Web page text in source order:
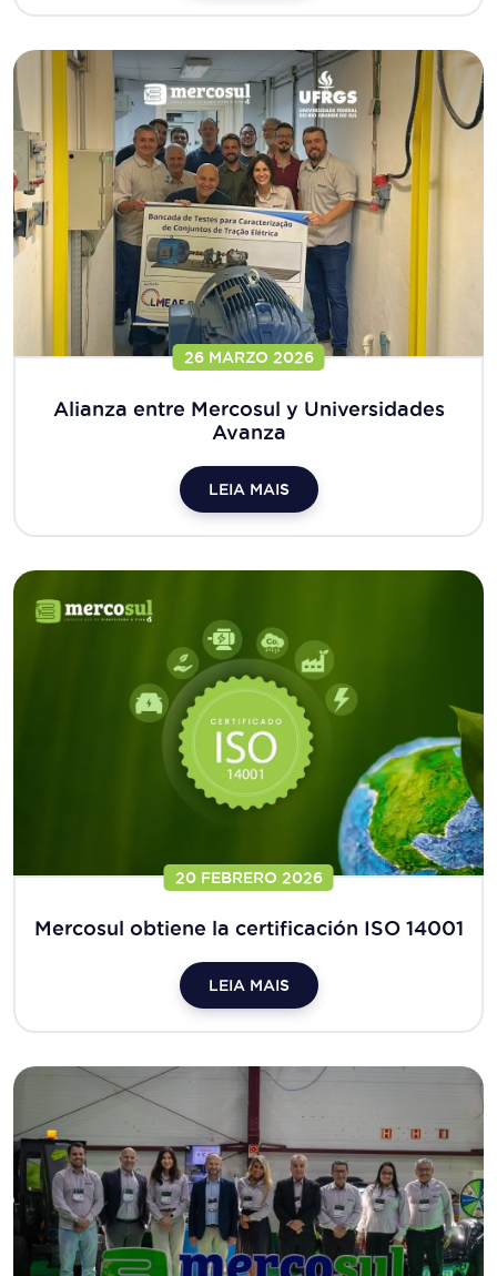
26 MARZO 2026
Alianza entre Mercosul y Universidades
Avanza
LEIA MAIS
20 FEBRERO 2026
Mercosul obtiene la certificación ISO 14001
LEIA MAIS